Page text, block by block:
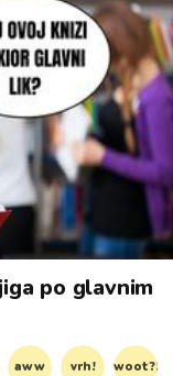
po glavnim
aww vrh! woot?!